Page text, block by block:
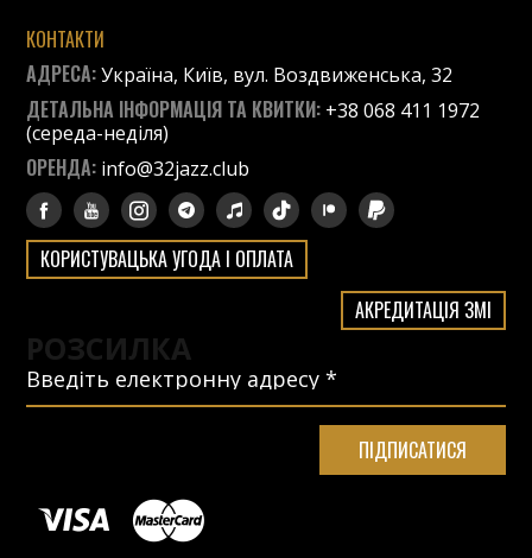
КОНТАКТИ
АДРЕСА:Україна, Київ, вул. Воздвиженська, 32
ДЕТАЛЬНА ІНФОРМАЦІЯ ТА КВИТКИ: +38 068 411 1972
(середа-неділя)
ОРЕНДА: info@32jazz.club
КОРИСТУВАЦЬКА УГОДА І ОПЛАТА
АКРЕДИТАЦІЯ ЗМІ
РОЗСИЛКА